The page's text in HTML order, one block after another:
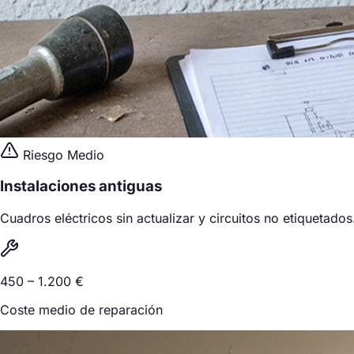
Riesgo Medio
Instalaciones antiguas
Cuadros eléctricos sin actualizar y circuitos no
450 – 1.200 €
Coste medio de reparación